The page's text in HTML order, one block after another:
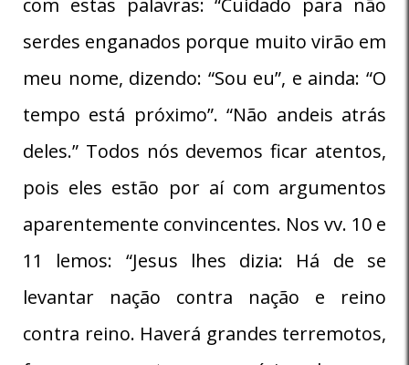
serdes enganados porque muito virão em
meu nome, dizendo: “Sou eu”, e ainda: “O
tempo está próximo”. “Não andeis atrás
deles.” Todos nós devemos ficar atentos,
pois eles estão por aí com argumentos
aparentemente convincentes. Nos vv. 10 e
11 lemos: “Jesus lhes dizia: Há de se
levantar nação contra nação e reino
contra reino. Haverá grandes terremotos,